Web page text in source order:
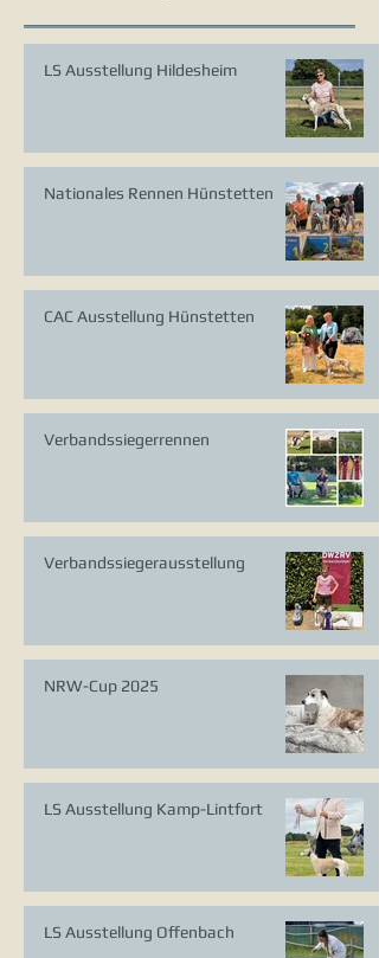
LS Ausstellung Hildesheim
Nationales Rennen Hünstetten
CAC Ausstellung Hünstetten
Verbandssiegerrennen
Verbandssiegerausstellung
NRW-Cup 2025
LS Ausstellung Kamp-Lintfort
LS Ausstellung Offenbach